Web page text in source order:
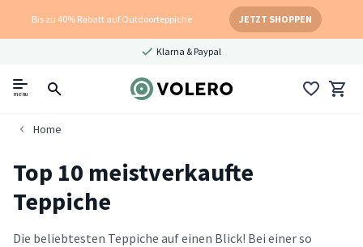
Bis zu 40% Rabatt auf Outdoorteppiche JETZT SHOPPEN
Klarna & Paypal
menu
Home
Top 10 meistverkaufte
Teppiche
Die beliebtesten Teppiche auf einen Blick! Bei einer so